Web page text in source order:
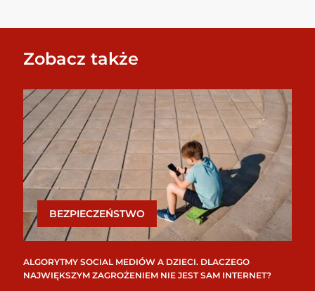
Zobacz także
BEZPIECZEŃSTWO
ALGORYTMY SOCIAL MEDIÓW A DZIECI. DLACZEGO
NAJWIĘKSZYM ZAGROŻENIEM NIE JEST SAM INTERNET?